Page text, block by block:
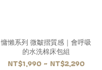
慵懶系列 微皺摺質感｜會呼吸
的水洗棉床包組
NT$1,990 ~ NT$2,290